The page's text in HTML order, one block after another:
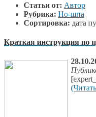
Статьи от: Автор
Рубрика: Но-шпа
Сортировка: дата
Краткая инструкция по